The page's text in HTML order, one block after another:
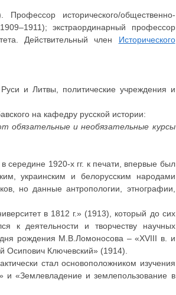
Профессор исторического/общественно-
экстраординарный профессор
Действительный член Исторического
и Литвы, политические учреждения и
на кафедру русской истории:
обязательные и необязательные курсы
середине 1920-х гг. к печати, впервые был
украинским и белорусским народами
но данные антропологии, этнографии,
в 1812 г.» (1913), который до сих
к деятельности и творчеству научных
дня рождения М.В.Ломоносова – «XVIII в. и
Ключевский» (1914).
стал основоположником изучения
и «Землевладение и землепользование в